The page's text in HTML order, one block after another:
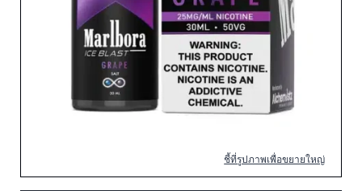
ชี้ที่รูปภาพเพื่อขยายใหญ่